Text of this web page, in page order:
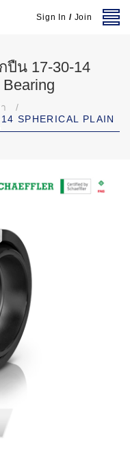
Sign In / Join
ปืน 17-30-14
/
SPHERICAL PLAIN